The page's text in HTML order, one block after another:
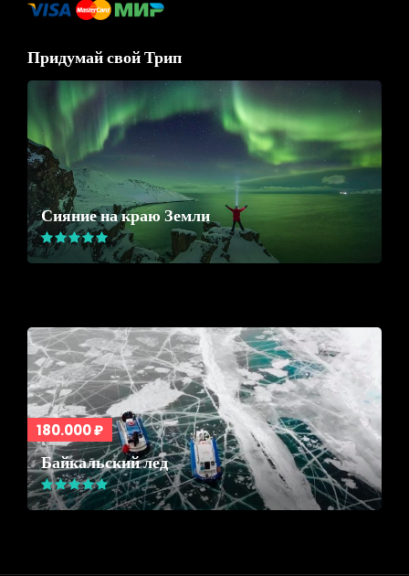
Придумай свой Трип
Сияние на краю Земли
180.000 ₽
Байкальский лед